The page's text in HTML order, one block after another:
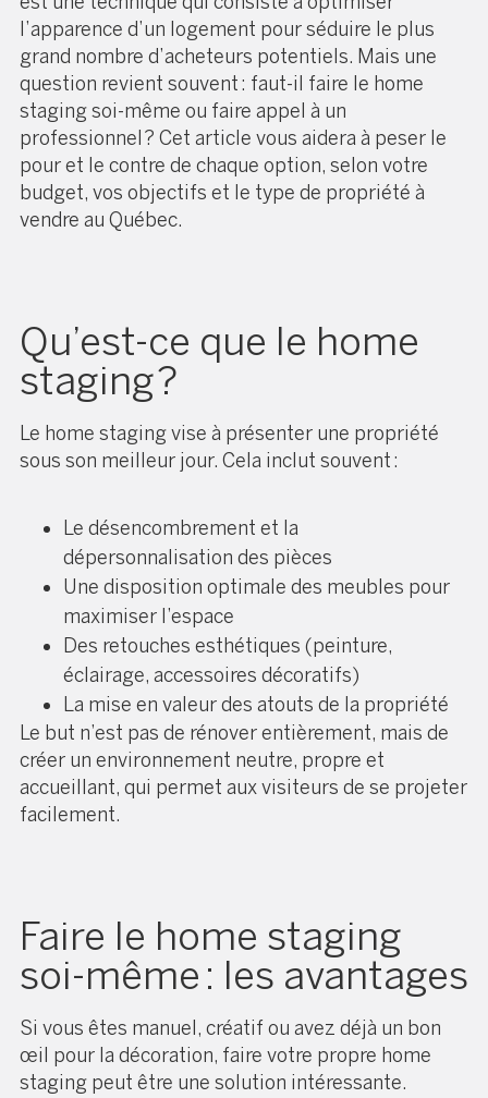
l’apparence d’un logement pour séduire le plus
grand nombre d’acheteurs potentiels. Mais une
question revient souvent : faut-il faire le home
staging soi-même ou faire appel à un
professionnel ? Cet article vous aidera à peser le
pour et le contre de chaque option, selon votre
budget, vos objectifs et le type de propriété à
vendre au Québec.
Qu’est-ce que le home
staging ?
Le home staging vise à présenter une propriété
sous son meilleur jour. Cela inclut souvent :
Le désencombrement et la
dépersonnalisation des pièces
Une disposition optimale des meubles pour
maximiser l’espace
Des retouches esthétiques (peinture,
éclairage, accessoires décoratifs)
La mise en valeur des atouts de la propriété
Le but n’est pas de rénover entièrement, mais de
créer un environnement neutre, propre et
accueillant, qui permet aux visiteurs de se projeter
facilement.
Faire le home staging
soi-même : les avantages
Si vous êtes manuel, créatif ou avez déjà un bon
œil pour la décoration, faire votre propre home
staging peut être une solution intéressante.